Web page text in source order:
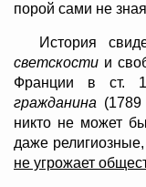
порой сами не
История
светскости и
Франции в ст.
гражданина
никто не может
даже
не угрожает